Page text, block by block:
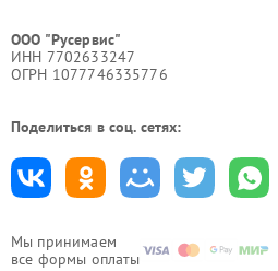
Мы принимаем
все формы оплаты
ООО "Русервис"
ИНН 7702633247
ОГРН 1077746335776
Поделиться в соц. сетях: